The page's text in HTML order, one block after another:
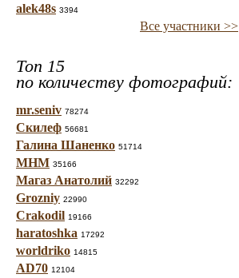
alek48s 3394
Все участники >>
Топ 15
по количеству фотографий:
mr.seniv 78274
Скилеф 56681
Галина Шаненко 51714
МНМ 35166
Магаз Анатолий 32292
Grozniy 22990
Crakodil 19166
haratoshka 17292
worldriko 14815
AD70 12104